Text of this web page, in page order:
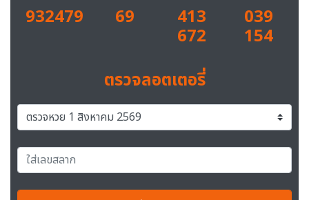
932479 69 413
672
039
154
ตรวจลอตเตอรี่